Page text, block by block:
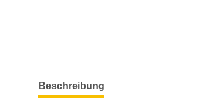
weitere Registerkarten anzeigen
Beschreibung